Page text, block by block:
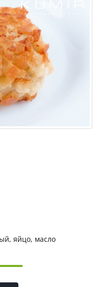
яйцо, масло